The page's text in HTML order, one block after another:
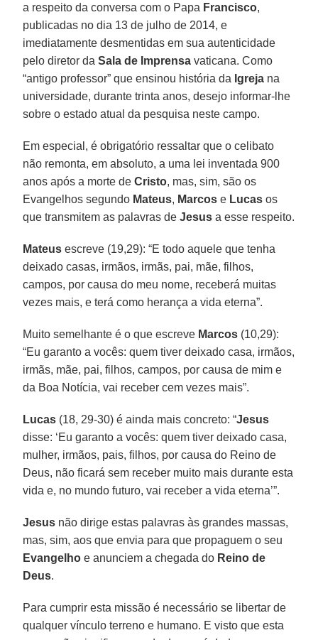
a respeito da conversa com o Papa Francisco,
publicadas no dia 13 de julho de 2014, e
imediatamente desmentidas em sua autenticidade
pelo diretor daSala de Imprensa vaticana. Como
“antigo professor” que ensinou história da Igreja na
universidade, durante trinta anos, desejo informar-lhe
sobre o estado atual da pesquisa neste campo.
Em especial, é obrigatório ressaltar que o celibato
não remonta, em absoluto, a uma lei inventada 900
anos após a morte deCristo, mas, sim, são os
Evangelhos segundo Mateus, Marcos e Lucas os
que transmitem as palavras deJesus a esse respeito.
Mateus escreve (19,29): “E todo aquele que tenha
deixado casas, irmãos, irmãs, pai, mãe, filhos,
campos, por causa do meu nome, receberá muitas
vezes mais, e terá como herança a vida eterna”.
Muito semelhante é o que escreve Marcos (10,29):
“Eu garanto a vocês: quem tiver deixado casa, irmãos,
irmãs, mãe, pai, filhos, campos, por causa de mim e
da Boa Notícia, vai receber cem vezes mais”.
Lucas (18, 29-30) é ainda mais concreto: “Jesus
disse: ‘Eu garanto a vocês: quem tiver deixado casa,
mulher, irmãos, pais, filhos, por causa do Reino de
Deus, não ficará sem receber muito mais durante esta
vida e, no mundo futuro, vai receber a vida eterna’”.
Jesus não dirige estas palavras às grandes massas,
mas, sim, aos que envia para que propaguem o seu
Evangelho e anunciem a chegada do Reino de
Deus.
Para cumprir esta missão é necessário se libertar de
qualquer vínculo terreno e humano. E visto que esta